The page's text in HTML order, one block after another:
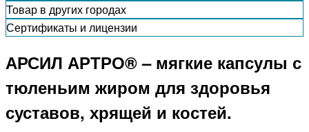
Товар в других городах
Сертификаты и лицензии
АРСИЛ АРТРО® – мягкие капсулы с
тюленьим жиром для здоровья
суставов, хрящей и костей.